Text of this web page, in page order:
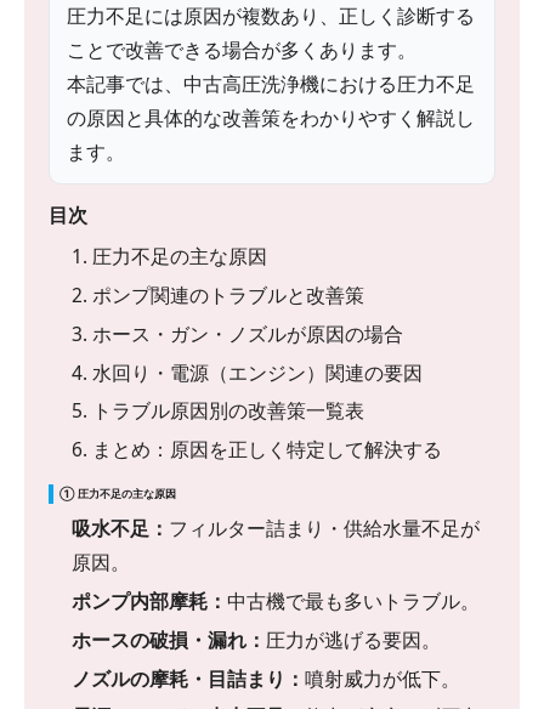
圧力不足には原因が複数あり、正しく診断する
ことで改善できる場合が多くあります。
本記事では、中古高圧洗浄機における圧力不足
の原因と具体的な改善策をわかりやすく解説し
ます。
目次
1. 圧力不足の主な原因
2. ポンプ関連のトラブルと改善策
3. ホース・ガン・ノズルが原因の場合
4. 水回り・電源（エンジン）関連の要因
5. トラブル原因別の改善策一覧表
6. まとめ：原因を正しく特定して解決する
① 圧力不足の主な原因
吸水不足： フィルター詰まり・供給水量不足が
原因。
ポンプ内部摩耗： 中古機で最も多いトラブル。
ホースの破損・漏れ： 圧力が逃げる要因。
ノズルの摩耗・目詰まり： 噴射威力が低下。